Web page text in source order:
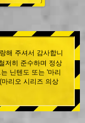
해 주셔서 감사합니
저히 준수하며 정상
닌텐도 또는 '마리
리오 시리즈 의상